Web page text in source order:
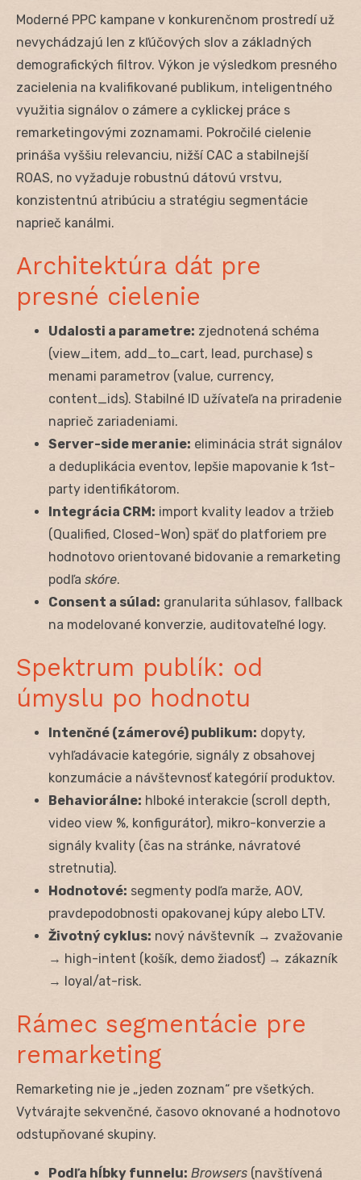
Moderné PPC kampane v konkurenčnom prostredí už
nevychádzajú len z kľúčových slov a základných
demografických filtrov. Výkon je výsledkom presného
zacielenia na kvalifikované publikum, inteligentného
využitia signálov o zámere a cyklickej práce s
remarketingovými zoznamami. Pokročilé cielenie
prináša vyššiu relevanciu, nižší CAC a stabilnejší
ROAS, no vyžaduje robustnú dátovú vrstvu,
konzistentnú atribúciu a stratégiu segmentácie
naprieč kanálmi.
Architektúra dát pre
presné cielenie
Udalosti a parametre: zjednotená schéma
(view_item, add_to_cart, lead, purchase) s
menami parametrov (value, currency,
content_ids). Stabilné ID užívateľa na priradenie
naprieč zariadeniami.
Server-side meranie: eliminácia strát signálov
a deduplikácia eventov, lepšie mapovanie k 1st-
party identifikátorom.
Integrácia CRM: import kvality leadov a tržieb
(Qualified, Closed-Won) späť do platforiem pre
hodnotovo orientované bidovanie a remarketing
podľa skóre.
Consent a súlad: granularita súhlasov, fallback
na modelované konverzie, auditovateľné logy.
Spektrum publík: od
úmyslu po hodnotu
Intenčné (zámerové) publikum: dopyty,
vyhľadávacie kategórie, signály z obsahovej
konzumácie a návštevnosť kategórií produktov.
Behaviorálne: hlboké interakcie (scroll depth,
video view %, konfigurátor), mikro-konverzie a
signály kvality (čas na stránke, návratové
stretnutia).
Hodnotové: segmenty podľa marže, AOV,
pravdepodobnosti opakovanej kúpy alebo LTV.
Životný cyklus: nový návštevník → zvažovanie
→ high-intent (košík, demo žiadosť) → zákazník
→ loyal/at-risk.
Rámec segmentácie pre
remarketing
Remarketing nie je „jeden zoznam“ pre všetkých.
Vytvárajte sekvenčné, časovo oknované a hodnotovo
odstupňované skupiny.
Podľa hĺbky funnelu: Browsers (navštívená